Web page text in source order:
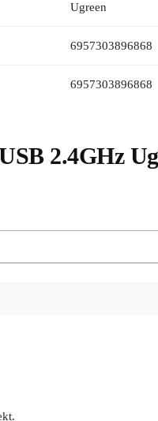
Ugreen
6957303896868
6957303896868
2.4GHz